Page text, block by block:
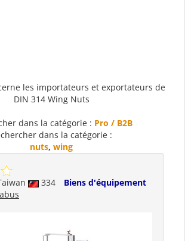
les importateurs et exportateurs de
DIN 314 Wing Nuts
dans la catégorie : Pro / B2B
dans la catégorie :
nuts, wing
334
Biens d'équipement